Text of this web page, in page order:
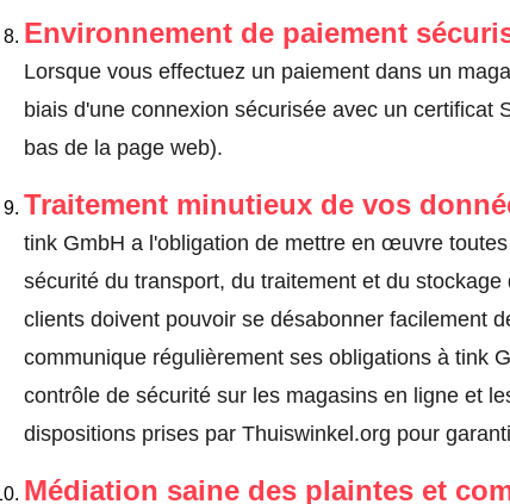
Environnement de paiement
Lorsque vous effectuez un paiement dans un
biais d'une connexion sécurisée avec un certificat
bas de la page web).
Traitement minutieux de vos
tink GmbH a l'obligation de mettre en œuvre
sécurité du transport, du traitement et du
clients doivent pouvoir se désabonner facilement
communique régulièrement ses obligations à tink
contrôle de sécurité sur les magasins en ligne et
dispositions prises par Thuiswinkel.org pour
Médiation saine des plaintes et